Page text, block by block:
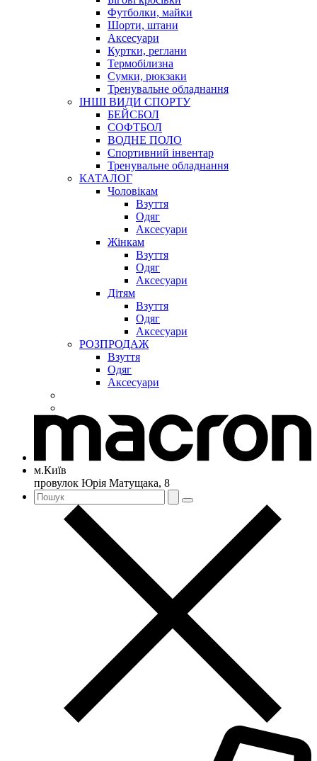
Футболки, майки
Шорти, штани
Аксесуари
Куртки, реглани
Термобілизна
Сумки, рюкзаки
Тренувальне обладнання
ІНШІ ВИДИ СПОРТУ
БЕЙСБОЛ
СОФТБОЛ
ВОДНЕ ПОЛО
Спортивний інвентар
Тренувальне обладнання
КАТАЛОГ
Чоловікам
Взуття
Одяг
Аксесуари
Жінкам
Взуття
Одяг
Аксесуари
Дітям
Взуття
Одяг
Аксесуари
РОЗПРОДАЖ
Взуття
Одяг
Аксесуари
м.Київ
провулок Юрія Матущака, 8